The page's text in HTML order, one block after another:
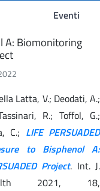
Eventi
A: Biomonitoring
Latta, V.; Deodati, A.;
R.; Toffol, G.;
C.; LIFE PERSUADED
to Bisphenol A:
Project. Int. J.
2021, 18,